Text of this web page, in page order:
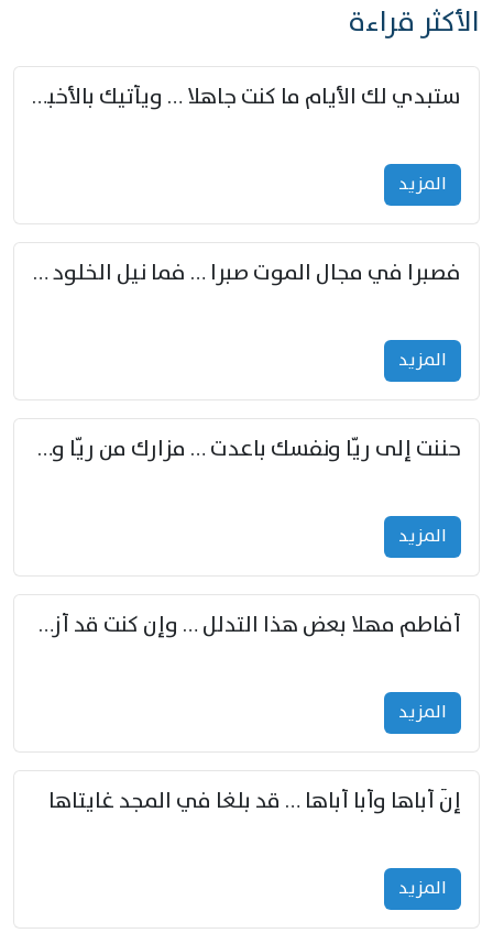
الأكثر قراءة
ستبدي لك الأيام ما كنت جاهلا … ويأتيك بالأخبار من لم تزوّد
المزید
فصبرا في مجال الموت صبرا … فما نيل الخلود بمستطاع
المزید
حننت إلى ريّا ونفسك باعدت … مزارك من ريّا وشعباكما معا
المزید
أفاطم مهلا بعض هذا التدلل … وإن كنت قد أزمعت صرمي فأجملي
المزید
إنّ أباها وأبا أباها … قد بلغا في المجد غايتاها
المزید